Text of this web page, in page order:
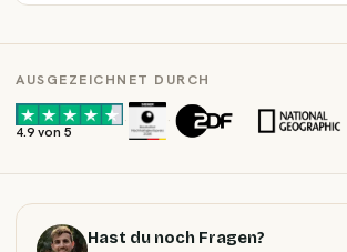
AUSGEZEICHNET DURCH
4.9 von 5
· ·
Hast du noch Fragen?